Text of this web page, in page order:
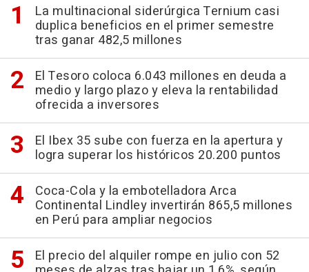
La multinacional siderúrgica Ternium casi
duplica beneficios en el primer semestre
tras ganar 482,5 millones
El Tesoro coloca 6.043 millones en deuda a
medio y largo plazo y eleva la rentabilidad
ofrecida a inversores
El Ibex 35 sube con fuerza en la apertura y
logra superar los históricos 20.200 puntos
Coca-Cola y la embotelladora Arca
Continental Lindley invertirán 865,5 millones
en Perú para ampliar negocios
El precio del alquiler rompe en julio con 52